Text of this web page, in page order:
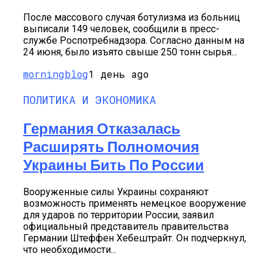
После массового случая ботулизма из больниц
выписали 149 человек, сообщили в пресс-
службе Роспотребнадзора. Согласно данным на
24 июня, было изъято свыше 250 тонн сырья...
morningblog1 день ago
ПОЛИТИКА И ЭКОНОМИКА
Германия Отказалась
Расширять Полномочия
Украины Бить По России
Вооруженные силы Украины сохраняют
возможность применять немецкое вооружение
для ударов по территории России, заявил
официальный представитель правительства
Германии Штеффен Хебештрайт. Он подчеркнул,
что необходимости...